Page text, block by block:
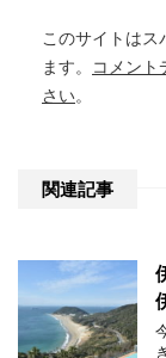
このサイトは
ます。
コメント
さい。
関連記事